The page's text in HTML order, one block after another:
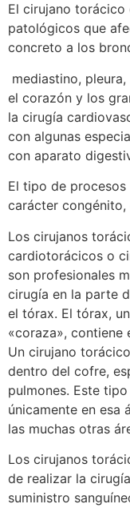
El cirujano torácico
patológicos que
concreto a los
mediastino,
el corazón y los
la cirugía
con algunas
con aparato
El tipo de
carácter
Los cirujanos
cardiotorácicos o
son profesionales
cirugía en la parte
el tórax. El tórax,
«coraza», contiene
Un cirujano
dentro del cofre,
pulmones. Este
únicamente en esa
las muchas otras
Los cirujanos
de realizar la
suministro